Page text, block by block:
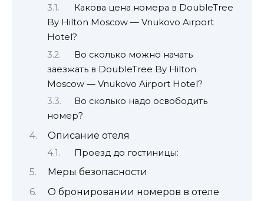
Какова цена номера в DoubleTree
By Hilton Moscow — Vnukovo Airport
Hotel?
Во сколько можно начать
заезжать в DoubleTree By Hilton
Moscow — Vnukovo Airport Hotel?
Во сколько надо освободить
номер?
Описание отеля
Проезд до гостиницы:
Меры безопасности
О бронировании номеров в отеле